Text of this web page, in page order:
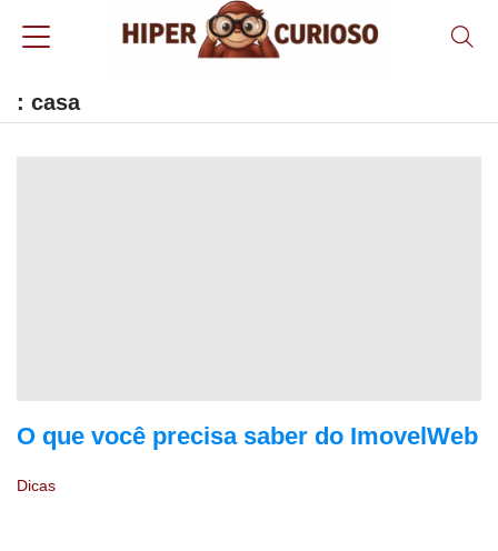
: casa
O que você precisa saber do ImovelWeb
Dicas